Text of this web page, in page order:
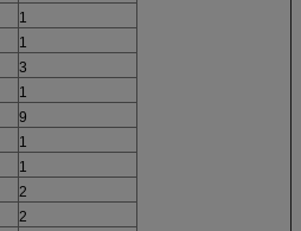
1
1
3
1
9
1
1
2
2